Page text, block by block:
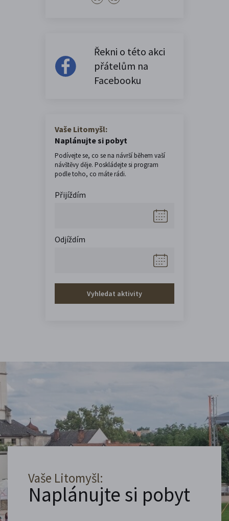
Řekni o této akci
přátelům na
Facebooku
Vaše Litomyšl:
Naplánujte si pobyt
Podívejte se, co se na návrší během vaší
návštěvy děje. Poskládejte si program
podle toho, co máte rádi.
Přijíždím
Odjíždím
Vyhledat aktivity
Vaše Litomyšl:
Naplánujte si pobyt